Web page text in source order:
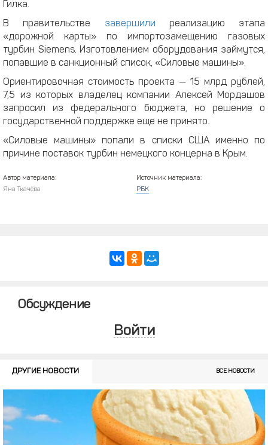
Гилка.
В правительстве завершили реализацию этапа
«дорожной карты» по импортозамещению газовых
турбин Siemens. Изготовлением оборудования займутся,
попавшие в санкционный список, «Силовые машины».
Ориентировочная стоимость проекта — 15 млрд рублей,
7,5 из которых владелец компании Алексей Мордашов
запросил из федерального бюджета, но решение о
государственной поддержке еще не принято.
«Силовые машины» попали в списки США именно по
причине поставок турбин немецкого концерна в Крым.
Автор материала:
Яна Ткачёва
Источник материала:
РБК
Обсуждение
Войти
ДРУГИЕ НОВОСТИ ВСЕ НОВОСТИ